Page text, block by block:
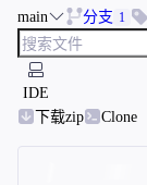
main 分支 1
IDE
下载zip
Clone